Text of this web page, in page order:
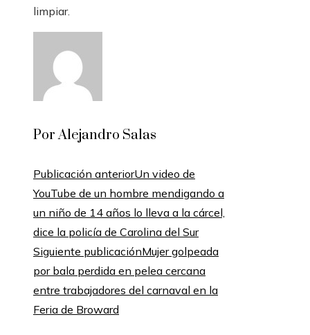
limpiar.
Por Alejandro Salas
Publicación anteriorUn video de
YouTube de un hombre mendigando a
un niño de 14 años lo lleva a la cárcel,
dice la policía de Carolina del Sur
Siguiente publicaciónMujer golpeada
por bala perdida en pelea cercana
entre trabajadores del carnaval en la
Feria de Broward